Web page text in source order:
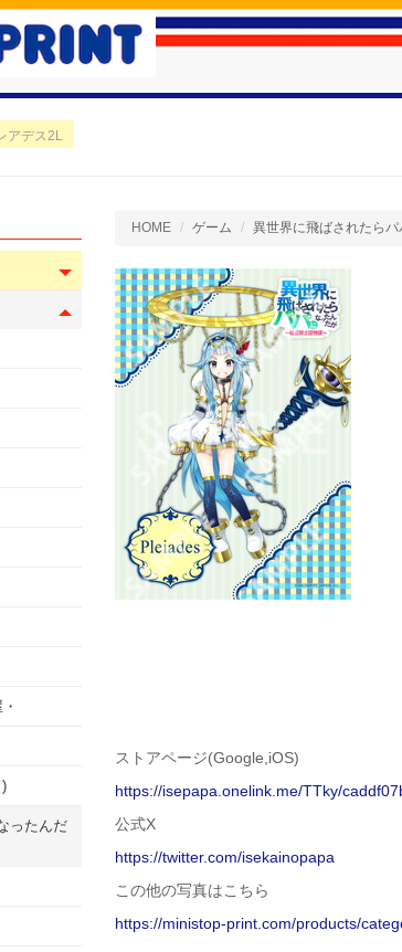
アデス2L
HOME ゲーム 異世界に飛ばされたら
ストアページ(Google,iOS)
https://isepapa.onelink.me/TTky/
公式X
https://twitter.com/isekainopapa
この他の写真はこちら
https://ministop-print.com/products/
ったんだ